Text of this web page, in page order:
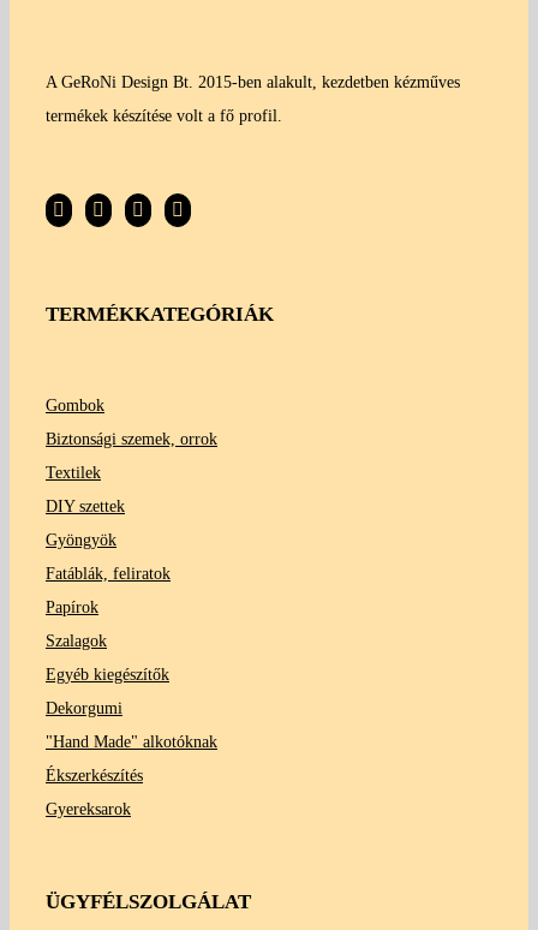
A GeRoNi Design Bt. 2015-ben alakult, kezdetben kézműves
termékek készítése volt a fő profil.
TERMÉKKATEGÓRIÁK
Gombok
Biztonsági szemek, orrok
Textilek
DIY szettek
Gyöngyök
Fatáblák, feliratok
Papírok
Szalagok
Egyéb kiegészítők
Dekorgumi
"Hand Made" alkotóknak
Ékszerkészítés
Gyereksarok
ÜGYFÉLSZOLGÁLAT